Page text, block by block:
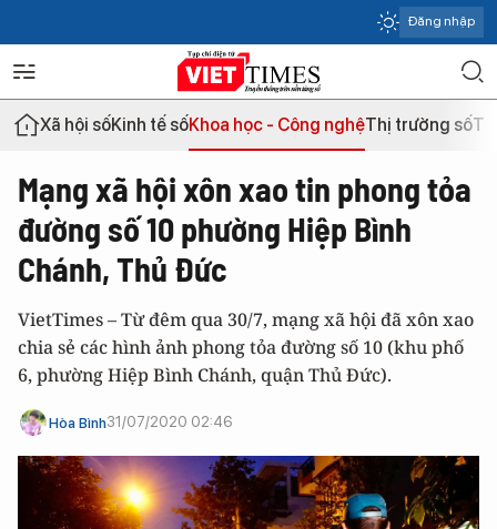
Đăng nhập
Xã hội sốKinh tế sốKhoa học - Công nghệThị trường số
Mạng xã hội xôn xao tin phong tỏa
đường số 10 phường Hiệp Bình
Chánh, Thủ Đức
VietTimes – Từ đêm qua 30/7, mạng xã hội đã xôn xao
chia sẻ các hình ảnh phong tỏa đường số 10 (khu phố
6, phường Hiệp Bình Chánh, quận Thủ Đức).
Hòa Bình31/07/2020 02:46